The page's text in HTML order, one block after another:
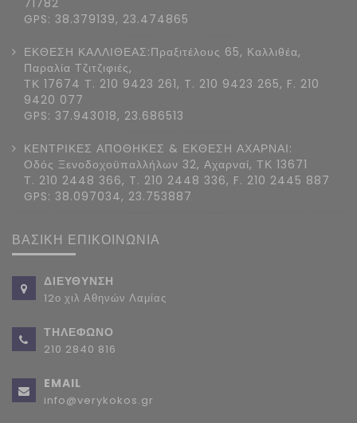
71782
GPS: 38.379139, 23.474865
ΕΚΘΕΣΗ ΚΑΛΛΙΘΕΑΣ:Πραξιτέλους 65, Καλλιθέα,
Παραλία Τζιτζιφιές,
ΤΚ 17674 Τ. 210 9423 261, T. 210 9423 265, F. 210
9420 077
GPS: 37.943018, 23.686513
ΚΕΝΤΡΙΚΕΣ ΑΠΟΘΗΚΕΣ & ΕΚΘΕΣΗ ΑΧΑΡΝΑΙ:
Οδός Ξενοδοχοϋπαλλήλων 32, Αχαρναί, ΤΚ 13671
Τ. 210 2448 366, T. 210 2448 336, F. 210 2445 887
GPS: 38.097034, 23.753887
ΒΑΣΙΚΗ ΕΠΙΚΟΙΝΩΝΙΑ
ΔΙΕΥΘΥΝΣΗ
12ο χιλ Αθηνών Λαμίας
ΤΗΛΕΦΩΝΟ
210 2840 816
EMAIL
info@verykokos.gr